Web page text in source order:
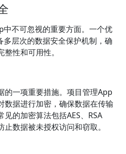
不可忽视的重要方面。一个优
层次的数据安全保护机制，确
性和可用性。
的一项重要措施。项目管理App
数据进行加密，确保数据在传输
的加密算法包括AES、RSA
数据被未授权访问和窃取。